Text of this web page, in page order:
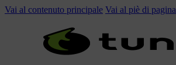
Vai al contenuto principale Vai al piè di pagina